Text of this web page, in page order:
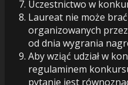
Uczestnictwo w
Laureat nie może
organizowanych
od dnia wygrania
Aby wziąć udział w
regulaminem
pytanie jest